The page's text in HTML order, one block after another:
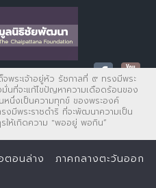
จพระเจ้าอยู่หัว รัชกาลที่ ๙ ทรงมีพระ
นที่จะแก้ไขปัญหาความเดือดร้อนของ
หนึ่งเป็นความทุกข์ ของพระองค์
งมีพระราชดำริ ที่จะพัฒนาความเป็น
ให้เกิดความ "พออยู่ พอกิน”
ตอนล่าง ภาคกลางตะวันออก